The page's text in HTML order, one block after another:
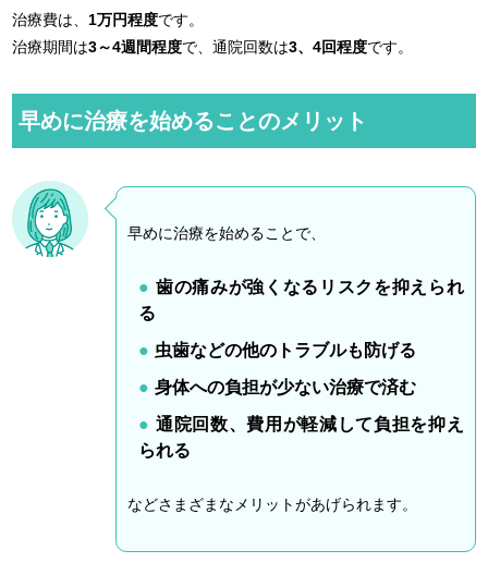
治療費は、 1万円程度です。
治療期間は3～4週間程度で、通院回数は3、4回程度です。
早めに治療を始めることのメリット
早めに治療を始めることで、
歯の痛みが強くなるリスクを抑えられ
る
虫歯などの他のトラブルも防げる
身体への負担が少ない治療で済む
通院回数、費用が軽減して負担を抑え
られる
などさまざまなメリットがあげられます。